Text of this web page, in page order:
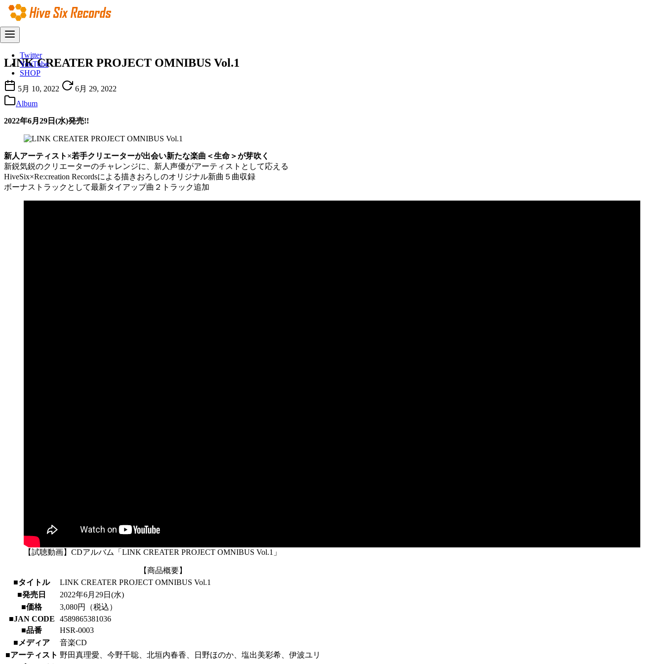
ン
ン
ツ
へ
動
Twitter
YouTube
SHOP
LINK CREATER PROJECT OMNIBUS Vol.1
5月 10, 2022
6月 29, 2022
Album
2022年6月29日(水)発売!!
新人アーティスト×若手クリエーターが出会い新たな楽曲＜生命＞が芽吹く
新鋭気鋭のクリエーターのチャレンジに、新人声優がアーティストとして応える
HiveSix×Re:creation Recordsによる描きおろしのオリジナル新曲５曲収録
ボーナストラックとして最新タイアップ曲２トラック追加
【試聴動画】CDアルバム「LINK CREATER PROJECT OMNIBUS Vol.1」
【商品概要】
■タイトル
LINK CREATER PROJECT OMNIBUS Vol.1
■発売日
2022年6月29日(水)
■価格
3,080円（税込）
■JAN CODE
4589865381036
■品番
HSR-0003
■メディア
音楽CD
■アーティスト 野田真理愛、今野千聡、北垣内春香、日野ほのか、塩出美彩希、伊波ユリ